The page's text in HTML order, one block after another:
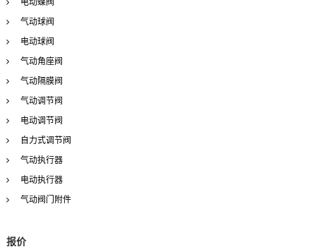
o
r
气动球阀
电动球阀
气动角座阀
气动隔膜阀
气动调节阀
电动调节阀
自力式调节阀
气动执行器
电动执行器
气动阀门附件
报价